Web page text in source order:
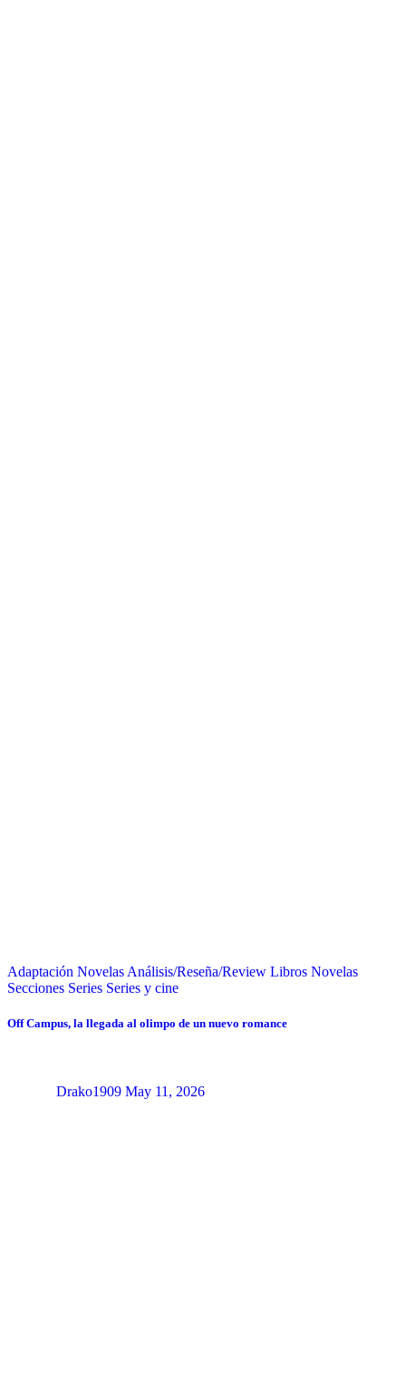
Adaptación Novelas Análisis/Reseña/Review Libros Novelas
Secciones Series Series y cine
Off Campus, la llegada al olimpo de un nuevo romance
Drako1909 May 11, 2026